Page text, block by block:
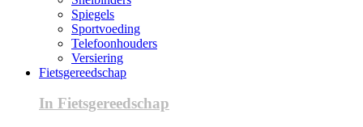
Spiegels
Sportvoeding
Telefoonhouders
Versiering
Fietsgereedschap
In Fietsgereedschap